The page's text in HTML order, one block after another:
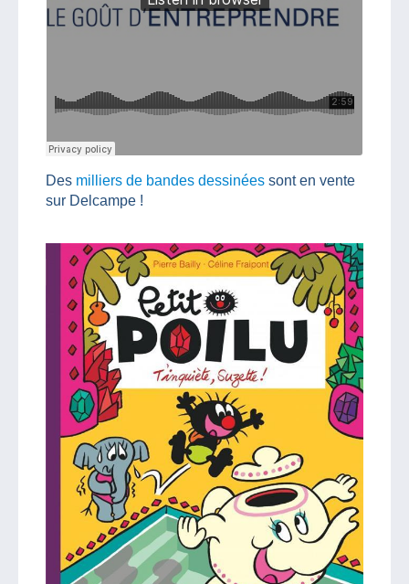
Des milliers de bandes dessinées sont en vente
sur Delcampe !